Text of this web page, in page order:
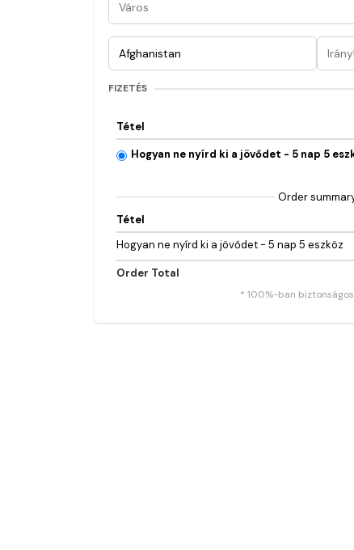
FIZETÉS
Tétel
Hogyan ne nyírd ki a jövődet - 5 nap 5
Order
Tétel
Hogyan ne nyírd ki a jövődet - 5 nap 5 eszköz
Order Total
* 100%-ban